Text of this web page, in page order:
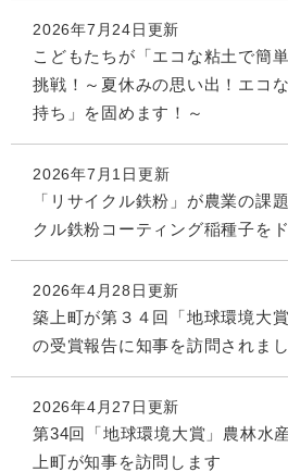
2026年7月24日更新
こどもたちが「エコな粘土で簡
挑戦！～夏休みの思い出！エコ
持ち」を固めます！～
2026年7月1日更新
「リサイクル鉄粉」が農業の課
クル鉄粉コーティング稲種子を
2026年4月28日更新
築上町が第３４回「地球環境大
の受賞報告に知事を訪問されま
2026年4月27日更新
第34回「地球環境大賞」農林水
上町が知事を訪問します